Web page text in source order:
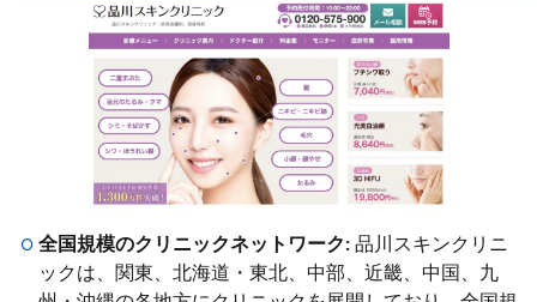
全国規模のクリニックネットワーク: 品川スキンクリニ
ックは、関東、北海道・東北、中部、近畿、中国、九